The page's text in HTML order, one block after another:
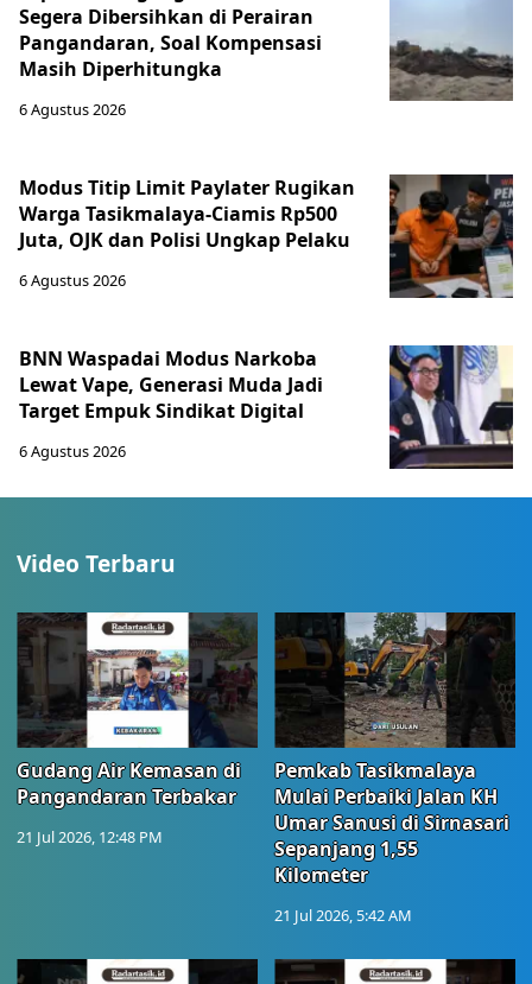
Segera Dibersihkan di Perairan
Pangandaran, Soal Kompensasi
Masih Diperhitungka
6 Agustus 2026
Modus Titip Limit Paylater Rugikan
Warga Tasikmalaya-Ciamis Rp500
Juta, OJK dan Polisi Ungkap Pelaku
6 Agustus 2026
BNN Waspadai Modus Narkoba
Lewat Vape, Generasi Muda Jadi
Target Empuk Sindikat Digital
6 Agustus 2026
Video Terbaru
Gudang Air Kemasan di
Pangandaran Terbakar
21 Jul 2026, 12:48 PM
Pemkab Tasikmalaya
Mulai Perbaiki Jalan KH
Umar Sanusi di Sirnasari
Sepanjang 1,55
Kilometer
21 Jul 2026, 5:42 AM